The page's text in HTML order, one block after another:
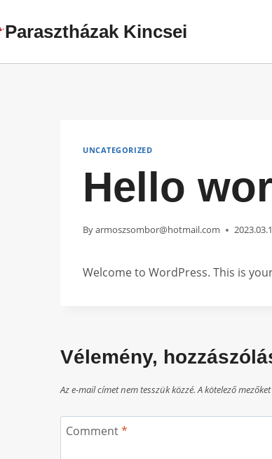
Parasztházak Kincsei
UNCATEGORIZED
Hello
Byarmoszsombor@hotmail.com
Welcome to WordPress. This is
Vélemény,
Az e-mail címet nem tesszük közzé. A kötelező mezőket
Comment*